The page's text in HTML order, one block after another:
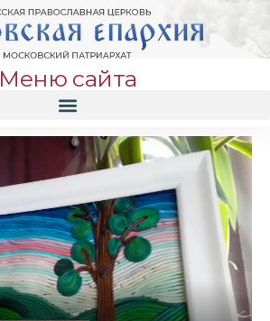
Меню сайта